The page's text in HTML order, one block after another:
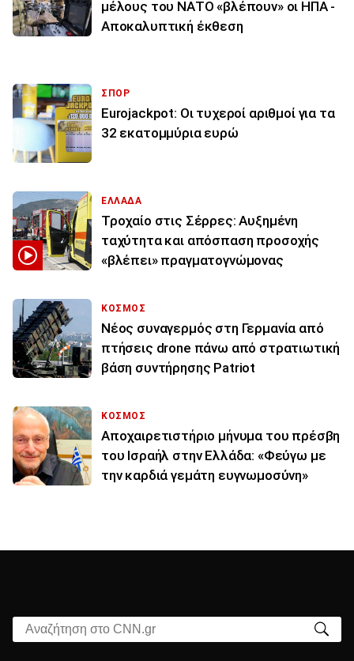
μέλους του ΝΑΤΟ «βλέπουν» οι ΗΠΑ -
Αποκαλυπτική έκθεση
ΣΠΟΡ
Eurojackpot: Οι τυχεροί αριθμοί για τα
32 εκατoμμύρια ευρώ
ΕΛΛΑΔΑ
Τροχαίο στις Σέρρες: Αυξημένη
ταχύτητα και απόσπαση προσοχής
«βλέπει» πραγματογνώμονας
ΚΟΣΜΟΣ
Νέος συναγερμός στη Γερμανία από
πτήσεις drone πάνω από στρατιωτική
βάση συντήρησης Patriot
ΚΟΣΜΟΣ
Αποχαιρετιστήριο μήνυμα του πρέσβη
του Ισραήλ στην Ελλάδα: «Φεύγω με
την καρδιά γεμάτη ευγνωμοσύνη»
Αναζήτηση στο CNN.gr